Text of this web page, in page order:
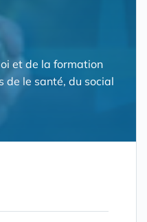
et de la formation
de le santé, du social